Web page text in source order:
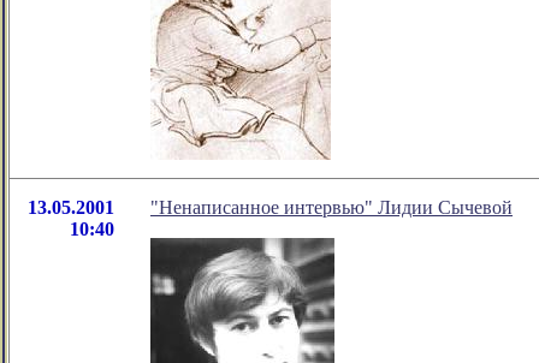
13.05.2001
10:40
"Ненаписанное интервью" Лидии Сычевой